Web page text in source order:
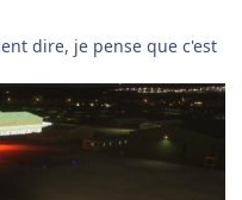
dire, je pense que c'est